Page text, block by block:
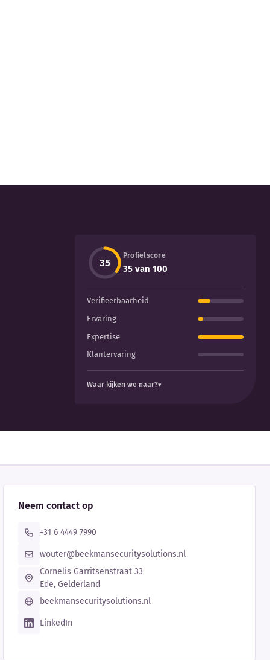
35
Profielscore
35 van 100
Verifieerbaarheid
Ervaring
Expertise
Klantervaring
Waar kijken we naar?
Neem contact op
+31 6 4449 7990
wouter@beekmansecuritysolutions.nl
Cornelis Garritsenstraat 33
Ede, Gelderland
beekmansecuritysolutions.nl
LinkedIn